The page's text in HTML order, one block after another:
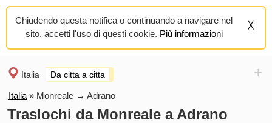
Chiudendo questa notifica o continuando a navigare nel
sito, accetti l'uso di questi cookie. Più informazioni
Italia Da citta a citta +
Italia » Monreale → Adrano
Traslochi da Monreale a Adrano